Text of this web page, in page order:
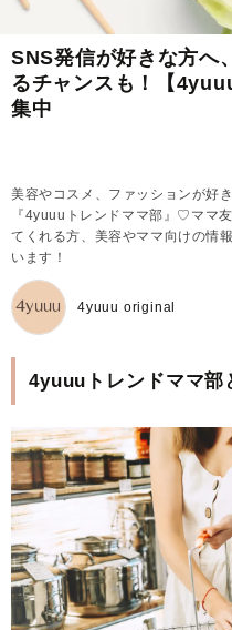
SNS発信が好きな方へ
るチャンスも！【
集中
美容やコスメ、ファッションが好
『4yuuuトレンドママ部』♡ママ
てくれる方、美容やママ向けの情
います！
4yuuu original
4yuuuトレンドママ部